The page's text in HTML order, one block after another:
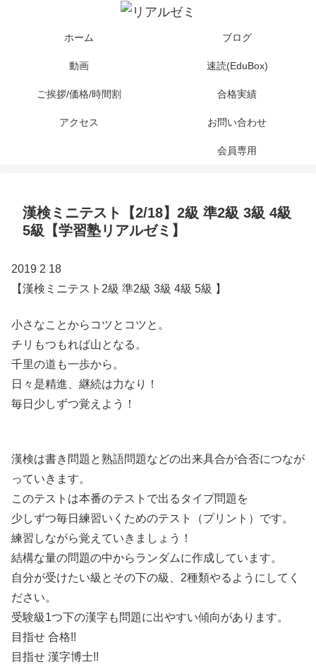
ホーム ブログ
動画 速読(EduBox)
ご挨拶/価格/時間割 合格実績
アクセス お問い合わせ
会員専用
漢検ミニテスト【2/18】2級 準2級 3級 4級
5級【学習塾リアルゼミ】
2019 2 18
【漢検ミニテスト2級 準2級 3級 4級 5級 】
小さなことからコツとコツと。
チリもつもれば山となる。
千里の道も一歩から。
日々是精進、継続は力なり！
毎日少しずつ覚えよう！
漢検は書き問題と熟語問題などの出来具合が合否につなが
っていきます。
このテストは本番のテストで出るタイプ問題を
少しずつ毎日練習いくためのテスト（プリント）です。
練習しながら覚えていきましょう！
結構な量の問題の中からランダムに作成しています。
自分が受けたい級とその下の級、2種類やるようにしてく
ださい。
受験級1つ下の漢字も問題に出やすい傾向があります。
目指せ 合格!!
目指せ 漢字博士!!